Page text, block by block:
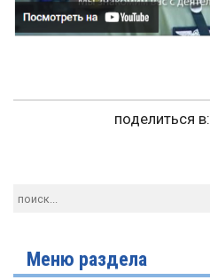
поделиться в:
Меню раздела